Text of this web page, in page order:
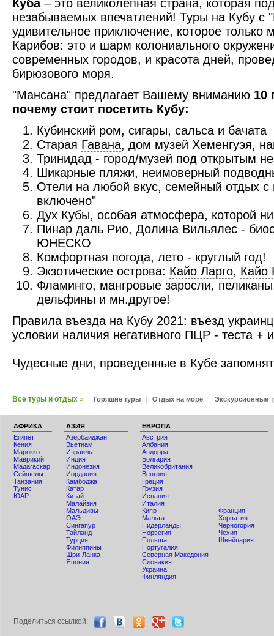
Капитолий в Гаване
Куба– это великолепная страна, которая
незабываемых впечатлений! Туры на Кубу с
удивительное приключение, которое только
Карибов: это и шарм колониального
современных городов, и красота дней,
бирюзового моря.
"Мансана" предлагает Вашему вниманию 10
почему стоит посетить Кубу:
Кубинский ром, сигары, сальса и бачата
Старая Гавана, дом музей Хеменгуэя,
Тринидад - город/музей под открытым
Шикарные пляжи, неимоверный
Отели на любой вкус, семейный отдых с
включено"
Дух Кубы, особая атмосфера, которой
Пинар даль Рио, Долина Вильялес -
ЮНЕСКО
Комфортная погода, лето - круглый год!
Экзотические острова: Кайо Ларго, Кайо
Фламинго, мангровые заросли,
дельфины и мн.другое!
Правила въезда на Кубу 2021: въезд
условии наличия негативного ПЦР - теста +
Чудесные дни, проведенные в Кубе
Все туры и отдых » Горящие туры | Отдых на море | Экскурсионные
АФРИКА
Египет
Кения
Мaрокко
Маврикий
Мадагаскар
Сейшелы
Танзания
Тунис
ЮАР
АЗИЯ
Азербайджан
Вьетнам
Израиль
Индия
Индонезия
Иордания
Камбоджа
Катар
Китай
Малайзия
Мальдивы
ОАЭ
Сингапур
Тайланд
Турция
Филиппины
Шри-Ланка
Япония
ЕВРОПА
Австрия
Албания
Андорра
Болгария
Великобритания
Венгрия
Греция
Грузия
Испания
Италия
Кипр
Мальта
Нидерланды
Норвегия
Польша
Португалия
Северная Македония
Словакия
Украина
Финляндия
Франция
Хорватия
Черногория
Чехия
Швейцария
Поделиться ccылкой: